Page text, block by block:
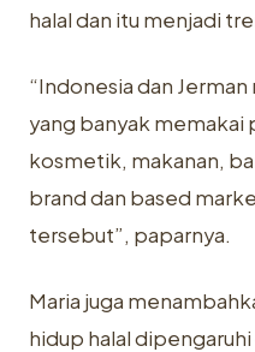
halal dan itu menjadi
“Indonesia dan
yang banyak memakai
kosmetik, makanan,
brand dan based
tersebut”, paparnya.
Maria juga
hidup halal